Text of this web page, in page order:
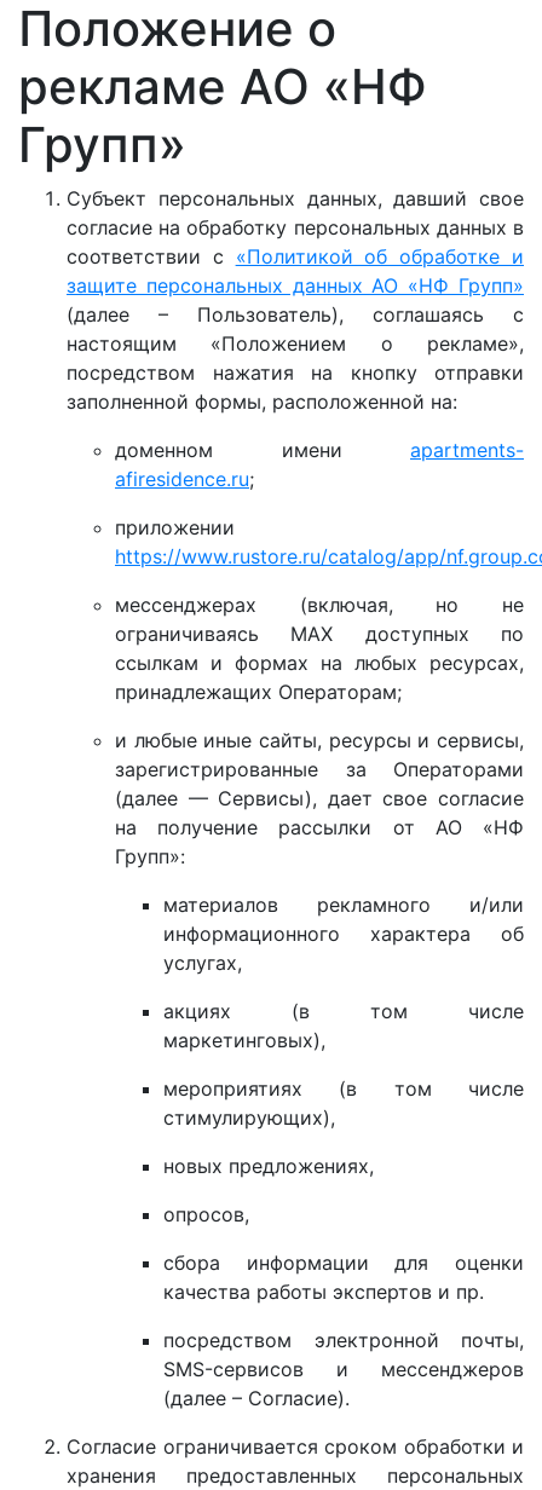
Положение о
рекламе АО «НФ
Групп»
Субъект персональных данных, давший свое
согласие на обработку персональных данных в
соответствии с «Политикой об обработке и
защите персональных данных АО «НФ Групп»
(далее – Пользователь), соглашаясь с
настоящим «Положением о рекламе»,
посредством нажатия на кнопку отправки
заполненной формы, расположенной на:
доменном имени apartments-
afiresidence.ru;
приложении
https://www.rustore.ru/catalog/app/
мессенджерах (включая, но не
ограничиваясь MAX доступных по
ссылкам и формах на любых ресурсах,
принадлежащих Операторам;
и любые иные сайты, ресурсы и сервисы,
зарегистрированные за Операторами
(далее — Сервисы), дает свое согласие
на получение рассылки от АО «НФ
Групп»:
материалов рекламного и/или
информационного характера об
услугах,
акциях (в том числе
маркетинговых),
мероприятиях (в том числе
стимулирующих),
новых предложениях,
опросов,
сбора информации для оценки
качества работы экспертов и пр.
посредством электронной почты,
SMS-сервисов и мессенджеров
(далее – Согласие).
Согласие ограничивается сроком обработки и
хранения предоставленных персональных